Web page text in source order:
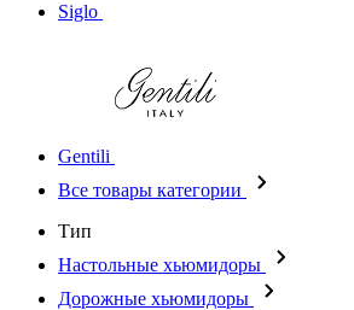
Siglo
Gentili
Все товары категории
Тип
Настольные хьюмидоры
Дорожные хьюмидоры